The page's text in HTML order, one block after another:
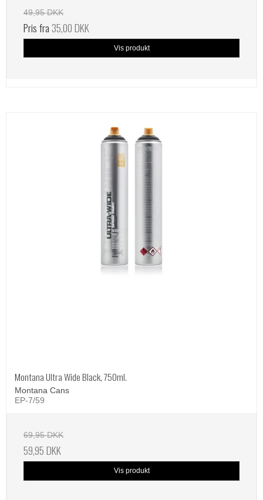
49,95 DKK
Pris fra 35,00 DKK
Vis produkt
Montana Ultra Wide Black, 750ml.
Montana Cans
EP-7/59
69,95 DKK
59,95 DKK
Vis produkt